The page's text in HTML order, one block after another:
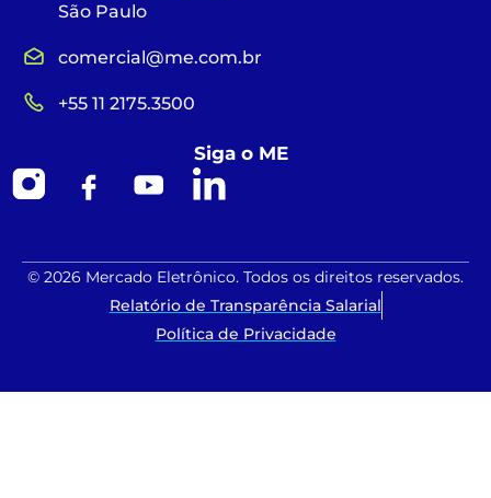
São Paulo
comercial@me.com.br
+55 11 2175.3500
Siga o ME
© 2026 Mercado Eletrônico. Todos os direitos reservados.
Relatório de Transparência Salarial
Política de Privacidade